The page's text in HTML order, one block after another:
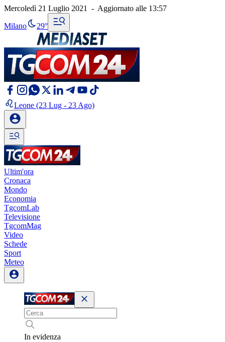
Mercoledì 21 Luglio 2021 - Aggiornato alle 13:57
Milano 29°
Leone (23 Lug - 23 Ago)
Ultim'ora
Cronaca
Mondo
Economia
TgcomLab
Televisione
TgcomMag
Video
Schede
Sport
Meteo
In evidenza